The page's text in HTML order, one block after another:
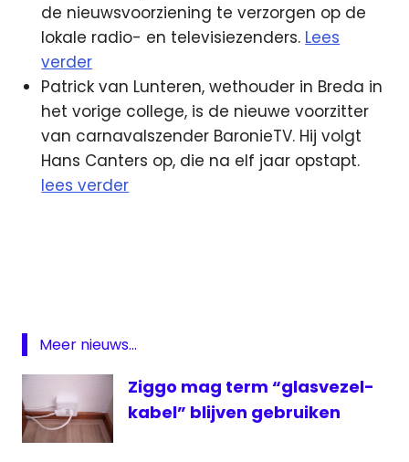
de nieuwsvoorziening te verzorgen op de
lokale radio- en televisiezenders. Lees
verder
Patrick van Lunteren, wethouder in Breda in
het vorige college, is de nieuwe voorzitter
van carnavalszender BaronieTV. Hij volgt
Hans Canters op, die na elf jaar opstapt.
lees verder
C-
Glasvezel
kijkcijfers
Meer nieuws...
Ziggo mag term “glasvezel-
kabel” blijven gebruiken